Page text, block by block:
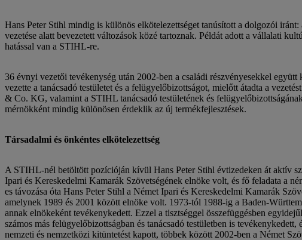
Hans Peter Stihl mindig is különös elkötelezettséget tanúsított a dolgozói
vezetése alatt bevezetett változások közé tartoznak. Példát adott a vállalati
hatással van a STIHL-re.
36 évnyi vezetői tevékenység után 2002-ben a családi részvényesekkel
vezette a tanácsadó testületet és a felügyelőbizottságot, mielőtt átadta a
& Co. KG, valamint a STIHL tanácsadó testületének és
mérnökként mindig különösen érdeklik az új termékfejlesztések.
Társadalmi és önkéntes elkötelezettség
A STIHL-nél betöltött pozícióján kívül Hans Peter Stihl évtizedeken át aktív
Ipari és Kereskedelmi Kamarák Szövetségének elnöke volt, és fő feladata a
es távozása óta Hans Peter Stihl a Német Ipari és Kereskedelmi Kamarák
amelynek 1989 és 2001 között elnöke volt. 1973-tól 1988-ig a Baden-
annak elnökeként tevékenykedett. Ezzel a tisztséggel összefüggésben
számos más felügyelőbizottságban és tanácsadó testületben is
nemzeti és nemzetközi kitüntetést kapott, többek között 2002-ben a Német